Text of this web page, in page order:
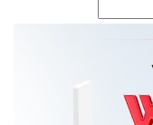
for: